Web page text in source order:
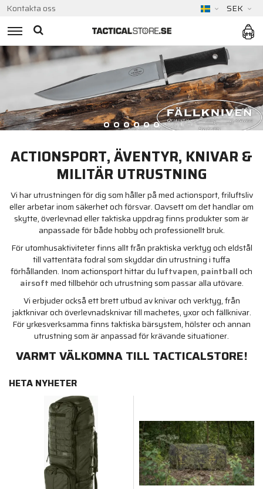
Kontakta oss SEK
SLÖJDKNIVAR & REDSKAP FRÅN UKRAINA
SHOPPA NU
ACTIONSPORT, ÄVENTYR, KNIVAR &
MILITÄR UTRUSTNING
Vi har utrustningen för dig som håller på med actionsport, friluftsliv
eller arbetar inom säkerhet och försvar. Oavsett om det handlar om
skytte, överlevnad eller taktiska uppdrag finns produkter som är
anpassade för både hobby och professionellt bruk.
För utomhusaktiviteter finns allt från praktiska verktyg och eldstål
till vattentäta fodral som skyddar din utrustning i tuffa
förhållanden. Inom actionsport hittar du luftvapen, paintballoch
airsoftmed tillbehör och utrustning som passar alla utövare.
Vi erbjuder också ett brett utbud av knivar och verktyg, från
jaktknivar och överlevnadsknivar till machetes, yxor och fällknivar.
För yrkesverksamma finns taktiska bärsystem, hölster och annan
utrustning som är anpassad för krävande situationer.
VARMT VÄLKOMNA TILL TACTICALSTORE!
HETA NYHETER